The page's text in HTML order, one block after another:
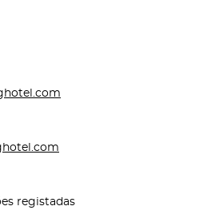
registadas